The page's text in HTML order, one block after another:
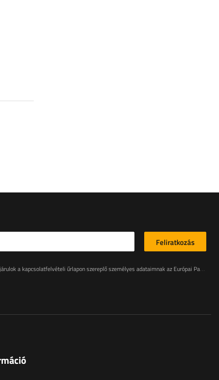
űrlapon szereplő személyes adataimnak az Európai Parlament és a Tanács (EU) rendeletével összhangban történő kezeléséhez
Feliratkozás